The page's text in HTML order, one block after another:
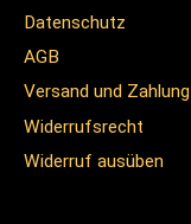
Datenschutz
AGB
Versand und Zahlung
Widerrufsrecht
Widerruf ausüben